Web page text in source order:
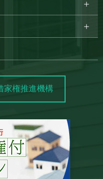
家権推進機構